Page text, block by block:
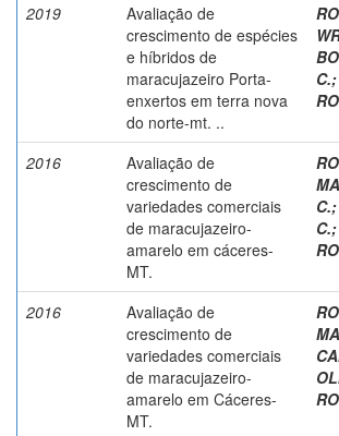
2019
Avaliação de
crescimento de espécies
e híbridos de
maracujazeiro Porta-
enxertos em terra nova
do norte-mt. ..
C.;
2016
Avaliação de
crescimento de
variedades comerciais
de maracujazeiro-
amarelo em cáceres-
MT.
C.;
C.;
2016
Avaliação de
crescimento de
variedades comerciais
de maracujazeiro-
amarelo em Cáceres-
MT.